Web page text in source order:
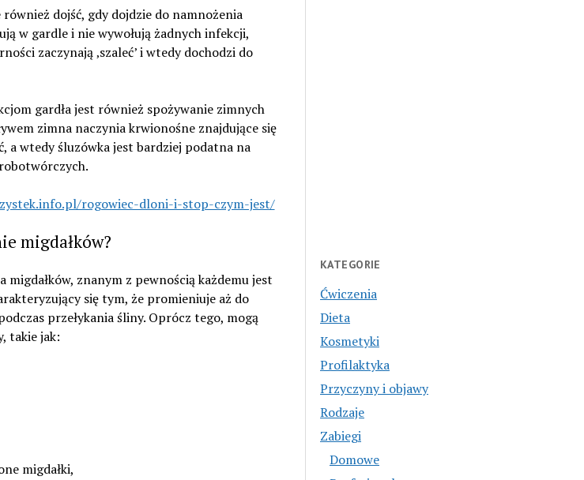
dojść, gdy dojdzie do namnożenia
w gardle i nie wywołują żadnych infekcji,
zaczynają ‚szaleć’ i wtedy dochodzi do
gardła jest również spożywanie zimnych
zimna naczynia krwionośne znajdujące się
a wtedy śluzówka jest bardziej podatna na
rogowiec-dloni-i-stop-czym-jest/
migdałków?
znanym z pewnością każdemu jest
się tym, że promieniuje aż do
przełykania śliny. Oprócz tego, mogą
takie jak:
migdałki,
KATEGORIE
Ćwiczenia
Dieta
Kosmetyki
Profilaktyka
Przyczyny i objawy
Rodzaje
Zabiegi
Domowe